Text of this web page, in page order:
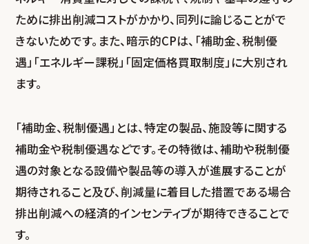
ために排出削減コストがかかり、同列に論じることがで
きないためです。また、暗示的CPは、「補助金、税制優
遇」「エネルギー課税」「固定価格買取制度」に大別され
ます。
「補助金、税制優遇」とは、特定の製品、施設等に関する
補助金や税制優遇などです。その特徴は、補助や税制優
遇の対象となる設備や製品等の導入が進展することが
期待されること及び、削減量に着目した措置である場合
排出削減への経済的インセンティブが期待できることで
す。